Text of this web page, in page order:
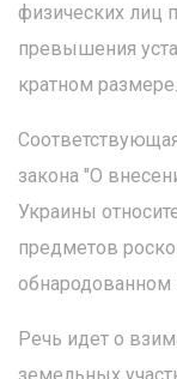
физических лиц
превышения
кратном размере.
закона "О
Украины
предметов
обнародованном
Речь идет о